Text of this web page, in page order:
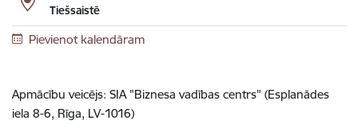
Tiešsaistē
Pievienot kalendāram
Apmācību veicējs: SIA "Biznesa vadības centrs" (Esplanādes
iela 8-6, Rīga, LV-1016)